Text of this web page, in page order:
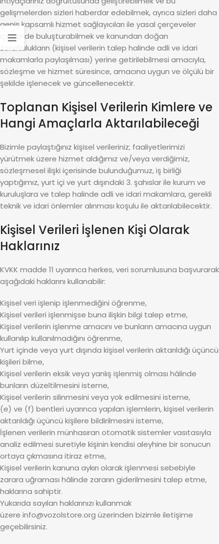
gelişmelerden sizleri haberdar edebilmek, ayrıca sizleri daha
geniş kapsamlı hizmet sağlayıcıları ile yasal çerçeveler
içerisinde buluşturabilmek ve kanundan doğan
zorunlulukların (kişisel verilerin talep halinde adli ve idari
makamlarla paylaşılması) yerine getirilebilmesi amacıyla,
sözleşme ve hizmet süresince, amacına uygun ve ölçülü bir
şekilde işlenecek ve güncellenecektir.
Toplanan Kişisel Verilerin Kimlere ve
Hangi Amaçlarla Aktarılabileceği
Bizimle paylaştığınız kişisel verileriniz; faaliyetlerimizi
yürütmek üzere hizmet aldığımız ve/veya verdiğimiz,
sözleşmesel ilişki içerisinde bulunduğumuz, iş birliği
yaptığımız, yurt içi ve yurt dışındaki 3. şahıslar ile kurum ve
kuruluşlara ve talep halinde adli ve idari makamlara, gerekli
teknik ve idari önlemler alınması koşulu ile aktarılabilecektir.
Kişisel Verileri İşlenen Kişi Olarak
Haklarınız
KVKK madde 11 uyarınca herkes, veri sorumlusuna başvurarak
aşağıdaki haklarını kullanabilir:
Kişisel veri işlenip işlenmediğini öğrenme,
Kişisel verileri işlenmişse buna ilişkin bilgi talep etme,
Kişisel verilerin işlenme amacını ve bunların amacına uygun
kullanılıp kullanılmadığını öğrenme,
Yurt içinde veya yurt dışında kişisel verilerin aktarıldığı üçüncü
kişileri bilme,
Kişisel verilerin eksik veya yanlış işlenmiş olması hâlinde
bunların düzeltilmesini isteme,
Kişisel verilerin silinmesini veya yok edilmesini isteme,
(e) ve (f) bentleri uyarınca yapılan işlemlerin, kişisel verilerin
aktarıldığı üçüncü kişilere bildirilmesini isteme,
İşlenen verilerin münhasıran otomatik sistemler vasıtasıyla
analiz edilmesi suretiyle kişinin kendisi aleyhine bir sonucun
ortaya çıkmasına itiraz etme,
Kişisel verilerin kanuna aykırı olarak işlenmesi sebebiyle
zarara uğraması hâlinde zararın giderilmesini talep etme,
haklarına sahiptir.
Yukarıda sayılan haklarınızı kullanmak
üzere info@vozolstore.org üzerinden bizimle iletişime
geçebilirsiniz.